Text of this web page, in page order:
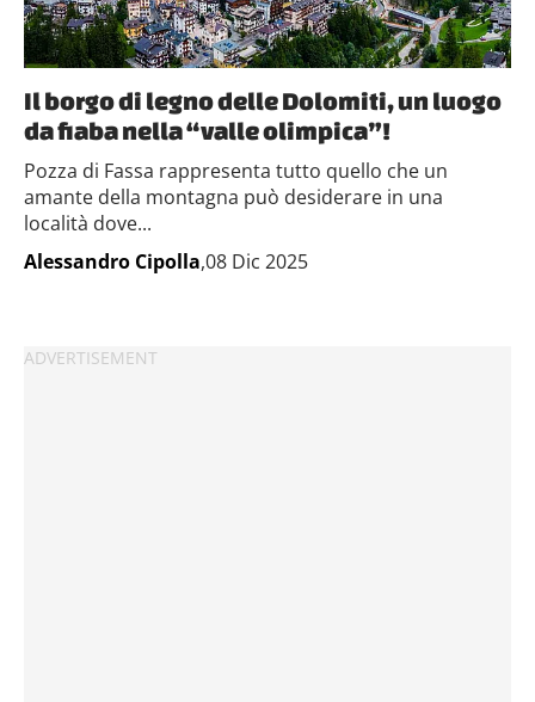
Il borgo di legno delle Dolomiti, un luogo
da fiaba nella “valle olimpica”!
Pozza di Fassa rappresenta tutto quello che un
amante della montagna può desiderare in una
località dove...
Alessandro Cipolla,08 Dic 2025